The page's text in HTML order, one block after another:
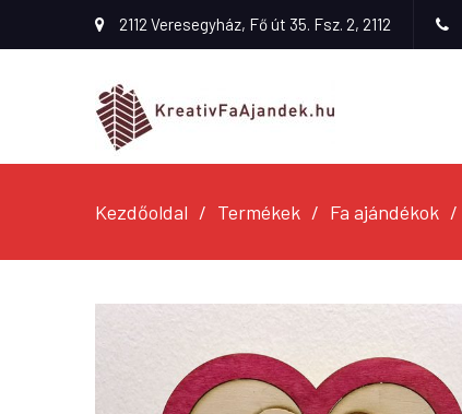
2112 Veresegyház, Fő út 35. Fsz. 2, 2112
Kezdőoldal Termékek Fa ajándékok